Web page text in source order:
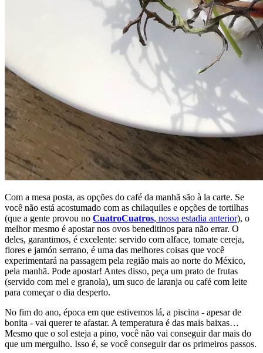
Com a mesa posta, as opções do café da manhã são à la carte. Se
você não está acostumado com as chilaquiles e opções de tortilhas
(que a gente provou no CuatroCuatros, nossa estadia anterior), o
melhor mesmo é apostar nos ovos beneditinos para não errar. O
deles, garantimos, é excelente: servido com alface, tomate cereja,
flores e jamón serrano, é uma das melhores coisas que você
experimentará na passagem pela região mais ao norte do México,
pela manhã. Pode apostar! Antes disso, peça um prato de frutas
(servido com mel e granola), um suco de laranja ou café com leite
para começar o dia desperto.
No fim do ano, época em que estivemos lá, a piscina - apesar de
bonita - vai querer te afastar. A temperatura é das mais baixas…
Mesmo que o sol esteja a pino, você não vai conseguir dar mais do
que um mergulho. Isso é, se você conseguir dar os primeiros passos.